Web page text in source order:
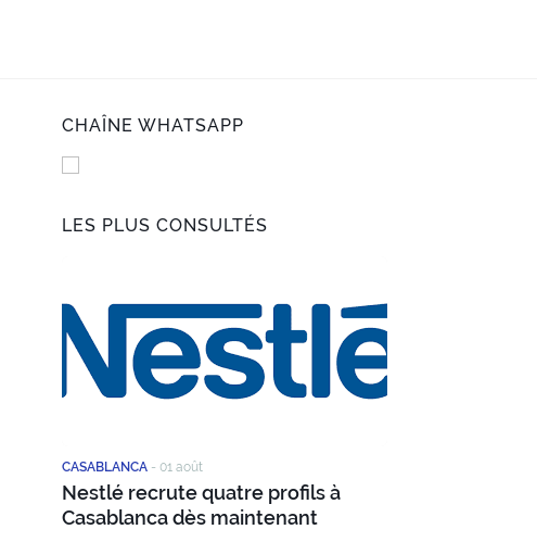
CHAÎNE WHATSAPP
LES PLUS CONSULTÉS
CASABLANCA - 01 août
Nestlé recrute quatre profils à
Casablanca dès maintenant